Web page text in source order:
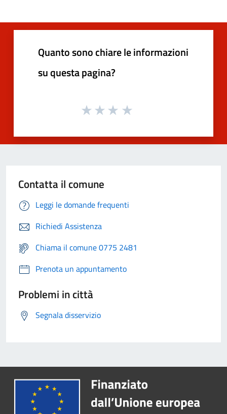
Quanto sono chiare le informazioni
su questa pagina?
Contatta il comune
Leggi le domande frequenti
Richiedi Assistenza
Chiama il comune 0775 2481
Prenota un appuntamento
Problemi in città
Segnala disservizio